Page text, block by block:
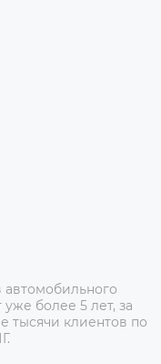
автомобильного
более 5 лет, за
тысячи клиентов по